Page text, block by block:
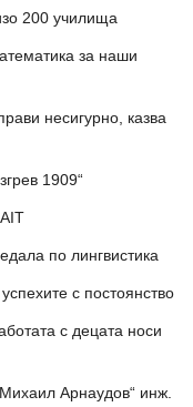
200 училища
за наши
несигурно, казва
1909“
по лингвистика
с постоянство
с децата носи
Арнаудов“ инж.